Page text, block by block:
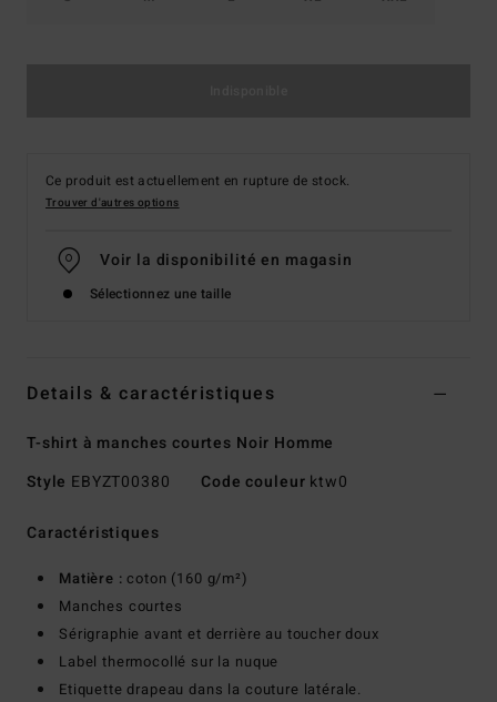
Ce produit est actuellement en rupture de stock.
Trouver d'autres options
Voir la disponibilité en magasin
Sélectionnez une taille
Details & caractéristiques
T-shirt à manches courtes Noir Homme
Style EBYZT00380 Code couleur ktw0
Caractéristiques
Matière : coton (160 g/m²)
Manches courtes
Sérigraphie avant et derrière au toucher doux
Label thermocollé sur la nuque
Etiquette drapeau dans la couture latérale.